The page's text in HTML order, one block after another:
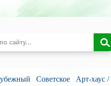
Советское Арт-хаус